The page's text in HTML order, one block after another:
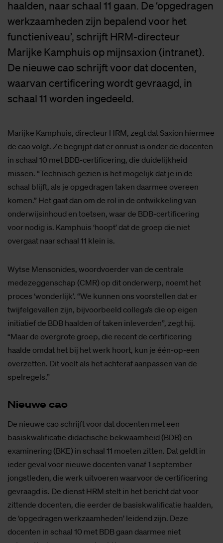
haalden, naar schaal 11 gaan. De ‘opgedragen
werkzaamheden zijn bepalend voor het
functieniveau’, schrijft HRM-directeur
Marijke Kamphuis op mijnsaxion (intranet).
De nieuwe cao schrijft voor dat docenten,
waarvan certificering wordt gevraagd, in
schaal 11 worden ingedeeld.
Marijke Kamphuis, directeur HRM, zegt dat Saxion hiermee
de cao volgt. Ze begrijpt dat er onrust is onder de docenten
in schaal 10 met BDB-certificering, die duidelijkheid
missen. “Technisch gezien is het mogelijk dat je in de
schaal blijft, als je opgedragen taken daarmee overeen
komen.” Het gaat dan om de rol in de ontwikkeling van
onderwijsinhoud en toetsen, waar de BDB-certificering
voor nodig is. Kamphuis ‘hoopt’ dat de groep die niet
overgaat naar schaal 11 klein is.
Wytse Mensonides, woordvoerder van de centrale
medezeggenschap (CMR) op dit onderwerp, noemt het
proces ‘wonderlijk’. “We kunnen ons voorstellen dat er
twijfelgevallen zijn, bijvoorbeeld collega’s die op eigen
initiatief de BDB haalden of taken inleverden”, zegt hij.
“Maar de overgrote groep, die recent de certificering
haalde omdat het bij het werk hoort, kun je één-op-een
overzetten. Dit voelt als het achteraf aanpassen van de
spelregels.”
Nieu­we cao
De nieuwe cao schrijft voor dat docenten met een
basiskwalificatie didactische bekwaamheid (BDB) en
examinering (BKE) in schaal 11 moeten zitten. Dat geldt in
ieder geval voor nieuwe docenten vanaf 1 september
jongstleden, die werk uitvoeren waarvoor de certificering
gevraagd is. De dienst HRM stelt in het bericht dat voor
zittende docenten, die eerder de basiskwalificatie haalden,
de ‘opgedragen werkzaamheden’ leidend zijn. Deze
docenten in schaal 10 met BDB gaan daarmee niet